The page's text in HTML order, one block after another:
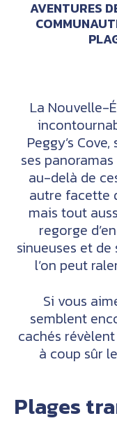
AVENTURES
La Nouvelle-
Peggy’s
ses
au-delà de
autre facette
mais tout
regorge
sinueuses et
l’on peut
Si vous
semblent
cachés
à coup sûr
Plages